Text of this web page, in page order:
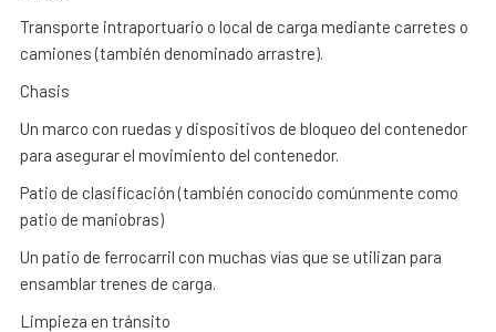
Transporte intraportuario o local de carga mediante carretes o
camiones (también denominado arrastre).
Chasis
Un marco con ruedas y dispositivos de bloqueo del contenedor
para asegurar el movimiento del contenedor.
Patio de clasificación (también conocido comúnmente como
patio de maniobras)
Un patio de ferrocarril con muchas vías que se utilizan para
ensamblar trenes de carga.
Limpieza en tránsito